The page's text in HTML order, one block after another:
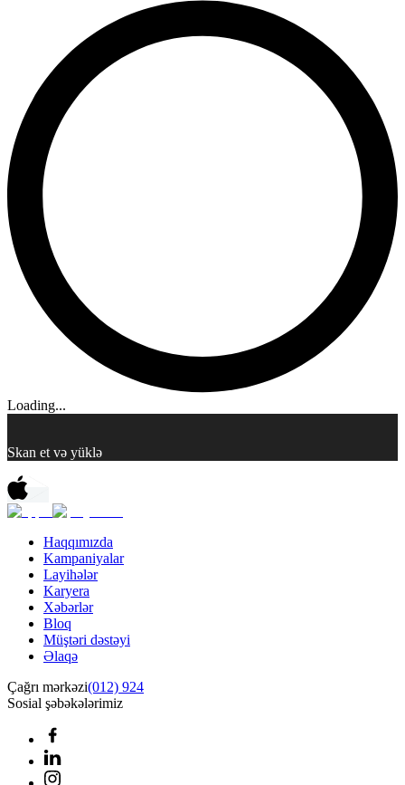
Loading...
Skan et və yüklə
Haqqımızda
Kampaniyalar
Layihələr
Karyera
Xəbərlər
Bloq
Müştəri dəstəyi
Əlaqə
Çağrı mərkəzi(012) 924
Sosial şəbəkələrimiz